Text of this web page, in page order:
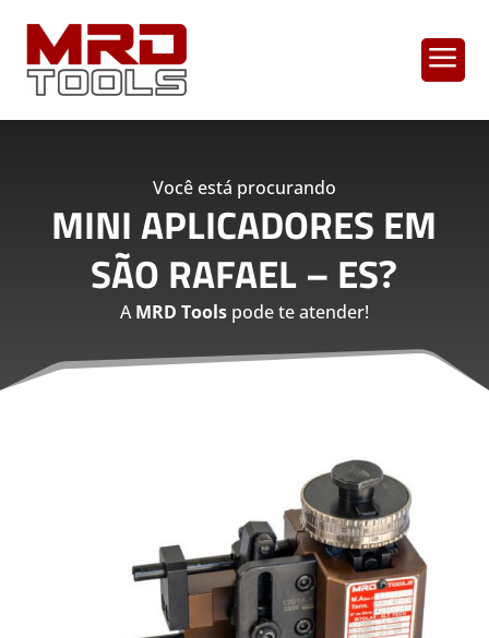
a
Você está procurando
MINI APLICADORES EM
SÃO RAFAEL – ES?
AMRD Toolspode te atender!